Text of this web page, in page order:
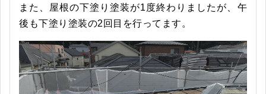
また、屋根の下塗り塗装が1度終わりましたが、午
後も下塗り塗装の2回目を行ってます。